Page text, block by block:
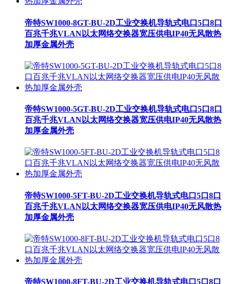
帝特SW1000-8GT-BU-2D工业交换机导轨式电口5口8口
百兆千兆VLAN以太网络交换器宽压供电IP40无风散热
加厚金属外壳
帝特SW1000-5GT-BU-2D工业交换机导轨式电口5口8口
百兆千兆VLAN以太网络交换器宽压供电IP40无风散热
加厚金属外壳
帝特SW1000-5FT-BU-2D工业交换机导轨式电口5口8口
百兆千兆VLAN以太网络交换器宽压供电IP40无风散热
加厚金属外壳
帝特SW1000-8FT-BU-2D工业交换机导轨式电口5口8口